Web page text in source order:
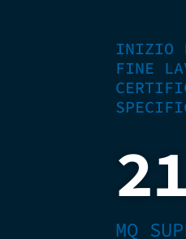
INIZIO
FINE
MQ